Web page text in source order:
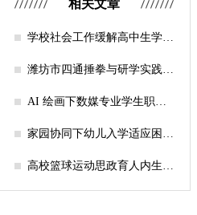
相关文章
学校社会工作缓解高中生学习
课堂”为介入载体
潍坊市四通捶拳与研学实践教
AI 绘画下数媒专业学生职业
家园协同下幼儿入学适应困难
高校篮球运动思政育人内生逻